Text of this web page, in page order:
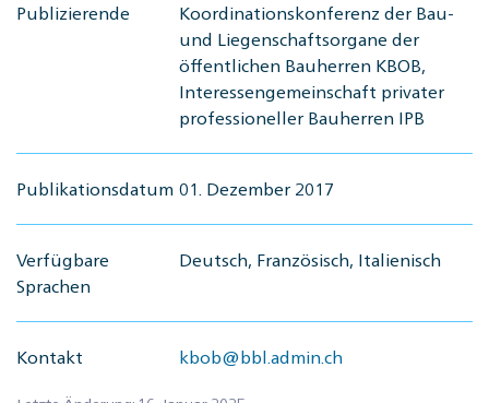
Publizierende
Koordinationskonferenz der Bau-
und Liegenschaftsorgane der
öffentlichen Bauherren KBOB,
Interessengemeinschaft privater
professioneller Bauherren IPB
Publikationsdatum 01. Dezember 2017
Verfügbare
Sprachen
Deutsch, Französisch, Italienisch
Kontakt kbob@bbl.admin.ch